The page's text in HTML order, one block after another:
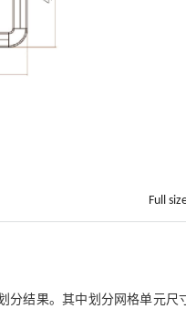
Full
分结果。其中划分网格单元尺